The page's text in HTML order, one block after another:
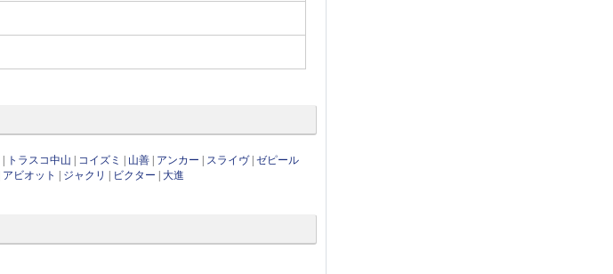
トラスコ中山 コイズミ 山善 アンカー スライヴ|ゼピール
アビオット ジャクリ ビクター 大進